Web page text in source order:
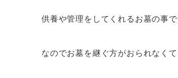
供養や管理をしてくれるお墓の事で
なのでお墓を継ぐ方がおられなく